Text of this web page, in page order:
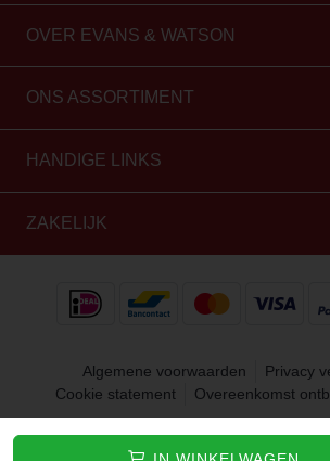
OVER EVANS & WATSON
ONS ASSORTIMENT
HANDIGE LINKS
ZAKELIJK
Algemene voorwaarden
Privacy
Cookie statement
Overeenkomst
Copyright 2010 - 2026 Evans &